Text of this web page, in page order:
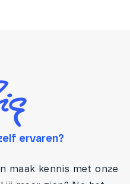
ervaren?
maak kennis met onze